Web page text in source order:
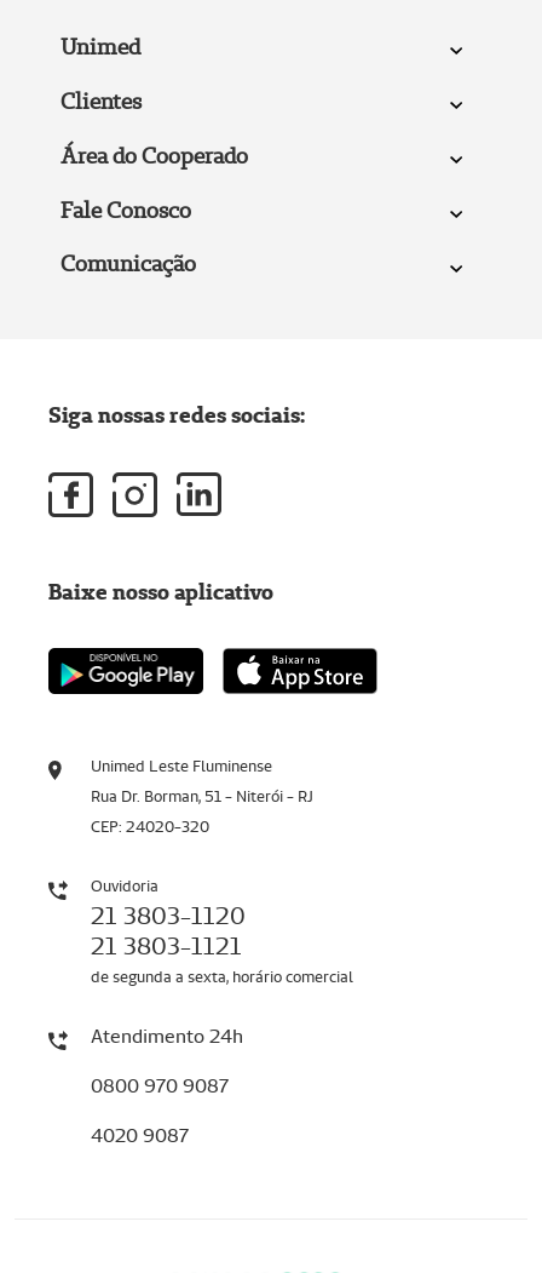
Unimed
Clientes
Área do Cooperado
Fale Conosco
Comunicação
Unimed Leste Fluminense
Rua Dr. Borman, 51 - Niterói - RJ
CEP: 24020-320
Ouvidoria
21 3803-1120
21 3803-1121
de segunda a sexta, horário comercial
Atendimento 24h
0800 970 9087
4020 9087
Siga nossas redes sociais:
Baixe nosso aplicativo